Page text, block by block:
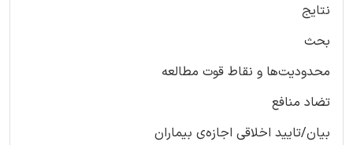
نتایج
بحث
محدودیت‌ها و نقاط قوت مطالعه
تضاد منافع
بیان/تایید اخلاقی اجازه‌ی بیماران